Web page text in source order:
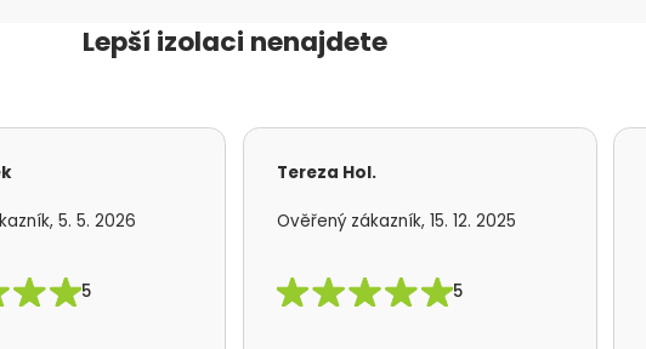
Lepší izolaci nenajdete
5. 5. 2026
5
Tereza Hol.
Ověřený zákazník, 15. 12. 2025
5